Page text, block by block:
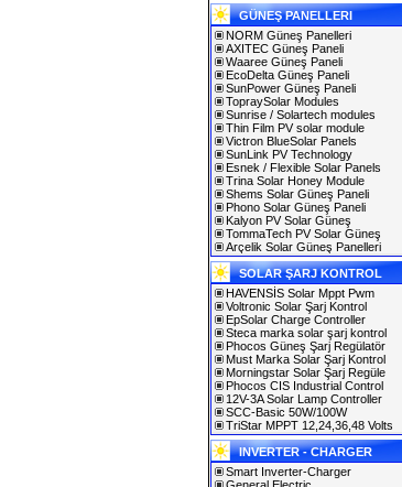
GÜNEŞ PANELLERI
NORM Güneş Panelleri
AXITEC Güneş Paneli
Waaree Güneş Paneli
EcoDelta Güneş Paneli
SunPower Güneş Paneli
TopraySolar Modules
Sunrise / Solartech modules
Thin Film PV solar module
Victron BlueSolar Panels
SunLink PV Technology
Esnek / Flexible Solar Panels
Trina Solar Honey Module
Shems Solar Güneş Paneli
Phono Solar Güneş Paneli
Kalyon PV Solar Güneş
TommaTech PV Solar Güneş
Arçelik Solar Güneş Panelleri
SOLAR ŞARJ KONTROL
HAVENSİS Solar Mppt Pwm
Voltronic Solar Şarj Kontrol
EpSolar Charge Controller
Steca marka solar şarj kontrol
Phocos Güneş Şarj Regülatör
Must Marka Solar Şarj Kontrol
Morningstar Solar Şarj Regüle
Phocos CIS Industrial Control
12V-3A Solar Lamp Controller
SCC-Basic 50W/100W
TriStar MPPT 12,24,36,48 Volts
INVERTER - CHARGER
Smart Inverter-Charger